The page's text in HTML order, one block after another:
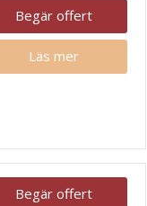
Begär offert
Läs mer
Begär offert